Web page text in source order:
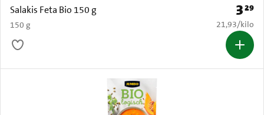
Salakis Feta Bio 150 g
150 g
Prijs:
329
€ 21,93 per
21,93/kilo